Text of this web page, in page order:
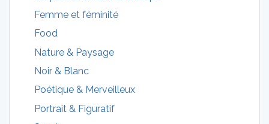
Femme et féminité
Food
Nature & Paysage
Noir & Blanc
Poétique & Merveilleux
Portrait & Figuratif